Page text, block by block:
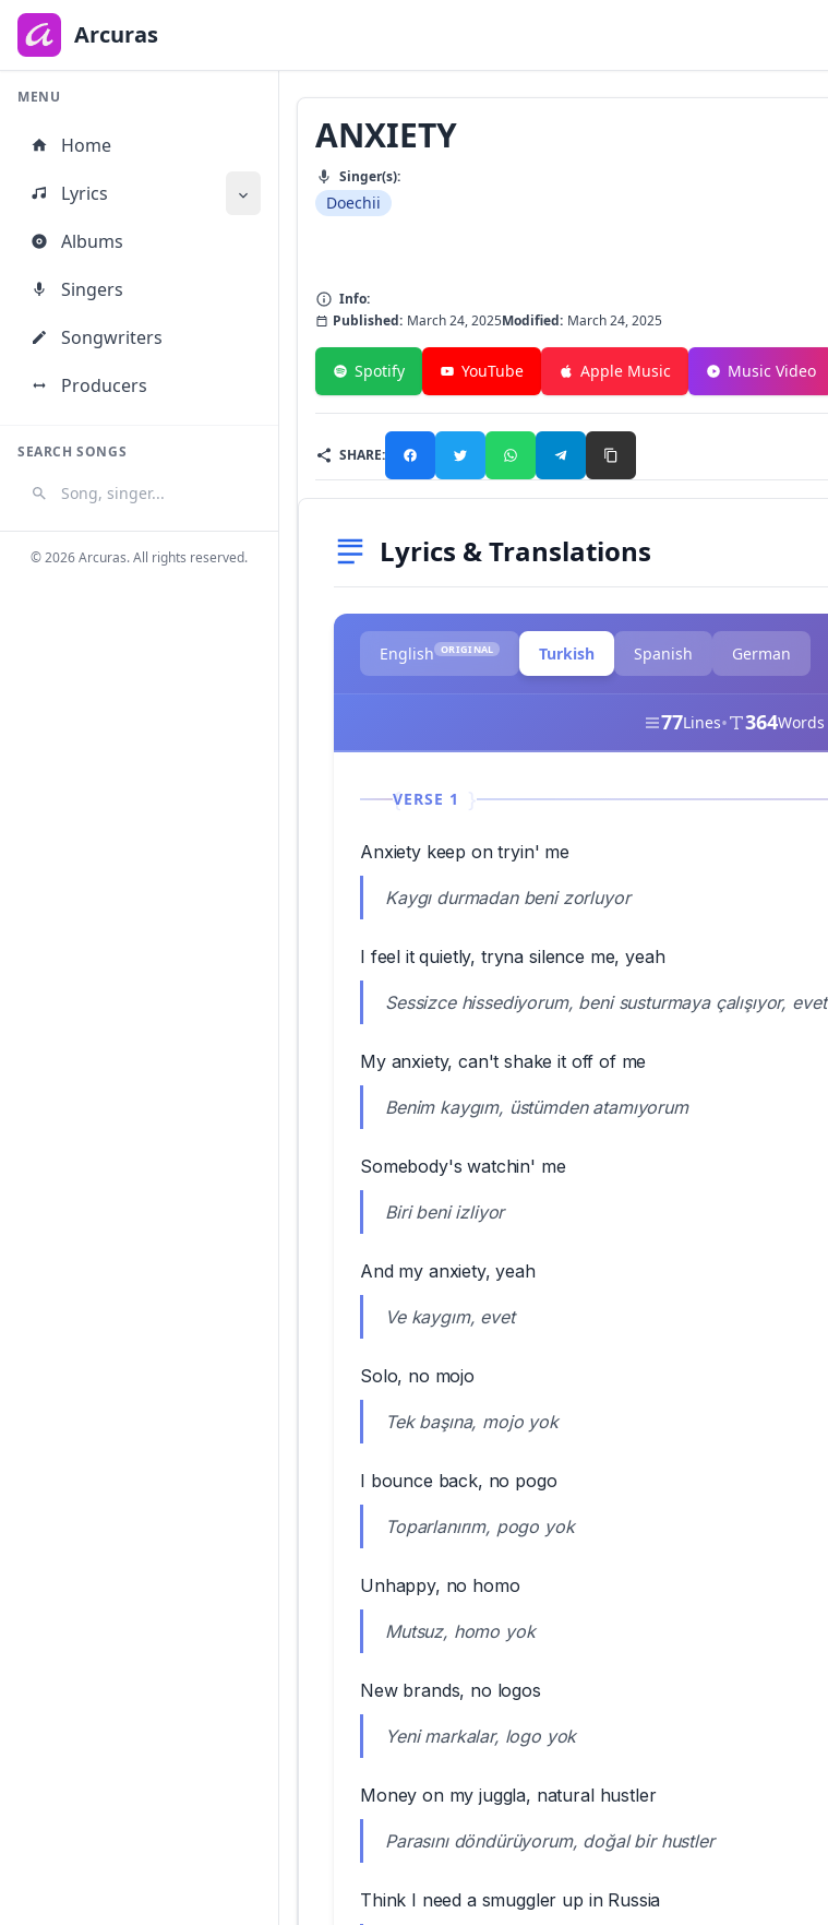
main
content
Arcuras
MENU
Home
Lyrics
Albums
Singers
Songwriters
Producers
SEARCH SONGS
Search Songs
Search
© 2026 Arcuras. All rights reserved.
ANXIETY
Singer(s):
Doechii
Info:
Published: March 24, 2025Modified: March 24, 2025
Spotify YouTube Apple Music Music Video
SHARE:
Lyrics & Translations
English ORIGINAL Turkish Spanish German
77Lines• 364Words
VERSE 1
Anxiety keep on tryin' me
Kaygı durmadan beni zorluyor
I feel it quietly, tryna silence me, yeah
Sessizce hissediyorum, beni susturmaya çalışıyor, evet
My anxiety, can't shake it off of me
Benim kaygım, üstümden atamıyorum
Somebody's watchin' me
Biri beni izliyor
And my anxiety, yeah
Ve kaygım, evet
Solo, no mojo
Tek başına, mojo yok
I bounce back, no pogo
Toparlanırım, pogo yok
Unhappy, no homo
Mutsuz, homo yok
New brands, no logos
Yeni markalar, logo yok
Money on my juggla, natural hustler
Parasını döndürüyorum, doğal bir hustler
Think I need a smuggler up in Russia